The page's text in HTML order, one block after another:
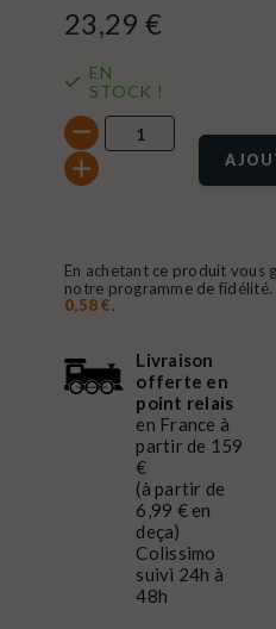
23,29 €
EN
STOCK !
En achetant ce produit vous
notre programme de
0,58 €.
Livraison
offerte en
point relais
en France à
partir de 159
€
(à partir de
6,99 € en
deça)
Colissimo
suivi 24h à
48h